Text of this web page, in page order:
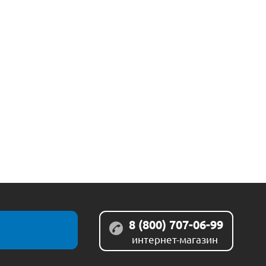
8 (800) 707-06-99
интернет-магазин